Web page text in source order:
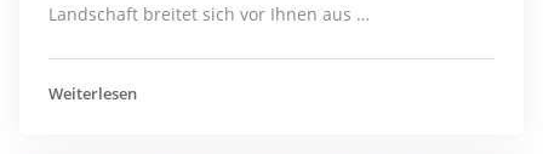
Landschaft breitet sich vor Ihnen aus …
Weiterlesen